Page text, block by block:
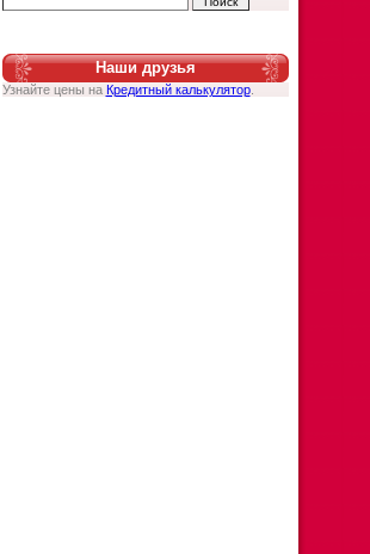
Наши друзья
Узнайте цены на Кредитный калькулятор.